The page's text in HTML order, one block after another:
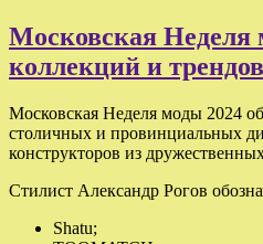
Московская Неделя
коллекций и трендов
Московская Неделя моды 2024
столичных и провинциальных
конструкторов из
Стилист Александр Рогов
Shatu;